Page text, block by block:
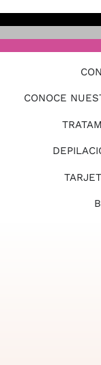
CONOCE